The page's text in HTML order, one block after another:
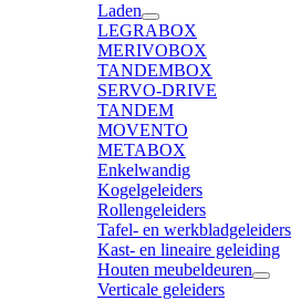
Laden
LEGRABOX
MERIVOBOX
TANDEMBOX
SERVO-DRIVE
TANDEM
MOVENTO
METABOX
Enkelwandig
Kogelgeleiders
Rollengeleiders
Tafel- en werkbladgeleiders
Kast- en lineaire geleiding
Houten meubeldeuren
Verticale geleiders